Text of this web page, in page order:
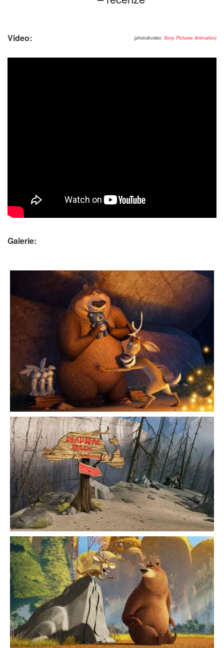
(photo&video: Sony Pictures Animation)
Video:
Galerie: